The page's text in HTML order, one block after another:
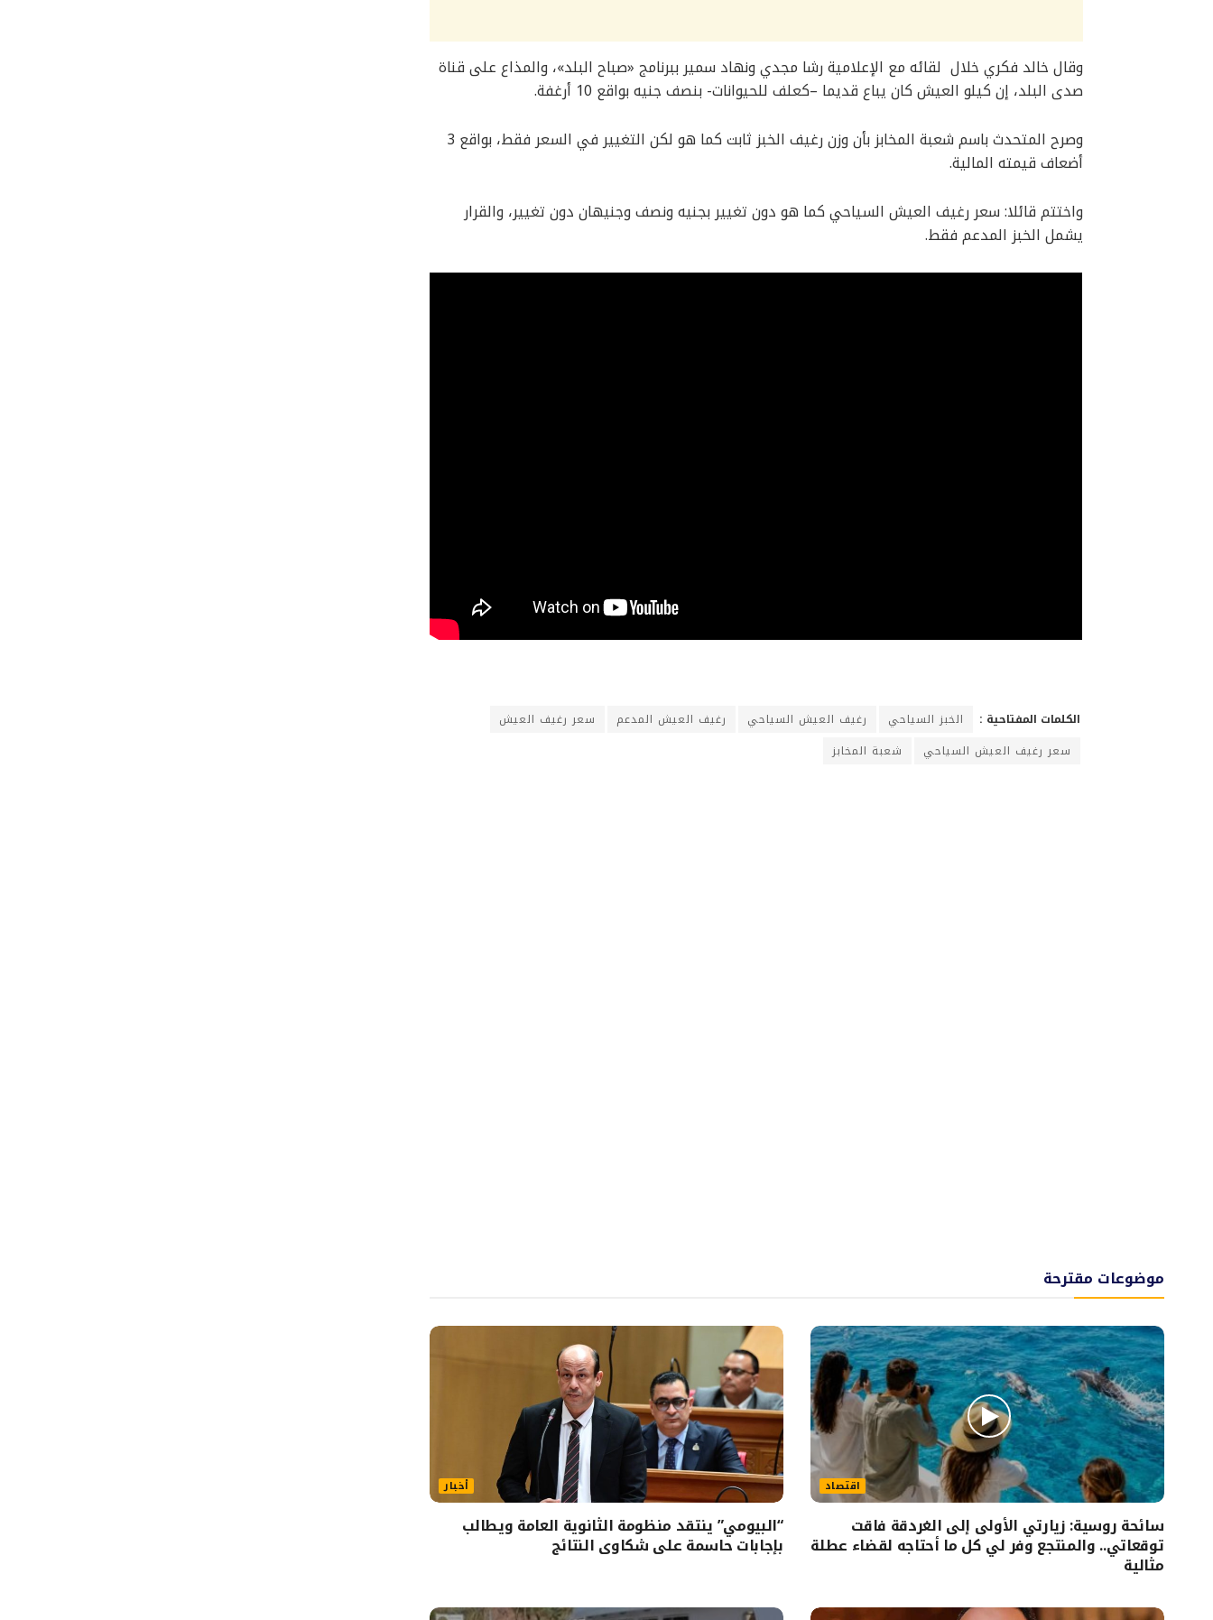
وقال خالد فكري خلال لقائه مع الإعلامية رشا مجدي ونهاد سمير ببرنامج «صباح البلد»، والمذاع على قناة
صدى البلد، إن كيلو العيش كان يباع قديما –كعلف للحيوانات- بنصف جنيه بواقع 10 أرغفة.
وصرح المتحدث باسم شعبة المخابز بأن وزن رغيف الخبز ثابت كما هو لكن التغيير في السعر فقط، بواقع 3
أضعاف قيمته المالية.
واختتم قائلا: سعر رغيف العيش السياحي كما هو دون تغيير بجنيه ونصف وجنيهان دون تغيير، والقرار
يشمل الخبز المدعم فقط.
الكلمات المفتاحية : الخبز السياحي رغيف العيش السياحي رغيف العيش المدعم
سعر رغيف العيش
سعر رغيف العيش السياحي
شعبة المخابز
موضوعات مقترحة
اقتصاد
سائحة روسية: زيارتي الأولى إلى الغردقة فاقت
توقعاتي.. والمنتجع وفر لي كل ما أحتاجه لقضاء عطلة
مثالية
أخبار
“البيومي” ينتقد منظومة الثانوية العامة ويطالب
بإجابات حاسمة على شكاوى النتائج